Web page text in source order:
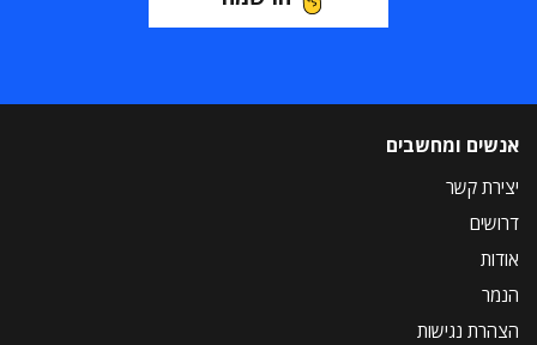
אנשים ומחשבים
יצירת קשר
דרושים
אודות
הנמר
הצהרת נגישות